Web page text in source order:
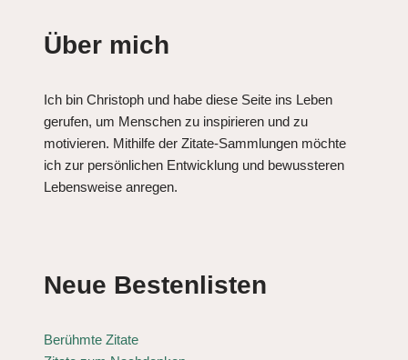
Über mich
Ich bin Christoph und habe diese Seite ins Leben
gerufen, um Menschen zu inspirieren und zu
motivieren. Mithilfe der Zitate-Sammlungen möchte
ich zur persönlichen Entwicklung und bewussteren
Lebensweise anregen.
Neue Bestenlisten
Berühmte Zitate